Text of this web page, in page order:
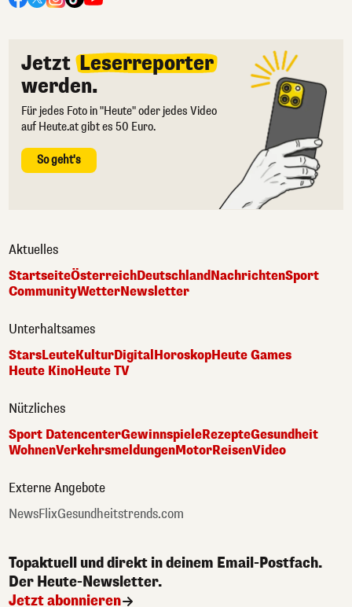
Jetzt Leserreporter
werden.
Für jedes Foto in "Heute" oder jedes Video
auf Heute.at gibt es 50 Euro.
So geht's
Aktuelles
StartseiteÖsterreichDeutschlandNachrichtenSport
CommunityWetterNewsletter
Unterhaltsames
StarsLeuteKulturDigital HoroskopHeute Games
Heute KinoHeute TV
Nützliches
Sport DatencenterGewinnspieleRezepteGesundheit
WohnenVerkehrsmeldungenMotorReisenVideo
Externe Angebote
NewsFlixGesundheitstrends.com
Topaktuell und direkt in deinem Email-Postfach.
Der Heute-Newsletter.
Jetzt abonnieren